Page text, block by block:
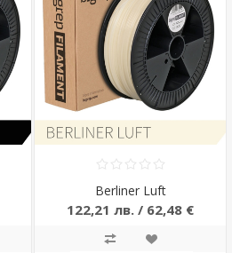
Berliner Luft
122,21 лв. / 62,48 €